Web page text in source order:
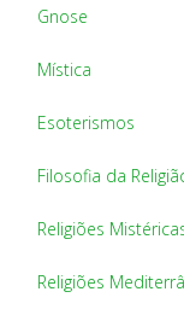
Gnose
Mística
Esoterismos
Filosofia da
Religiões
Religiões